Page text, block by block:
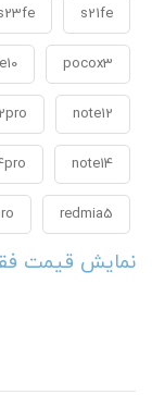
s21fe
pocox3
note12
note14
redmia5
نمایش قیمت